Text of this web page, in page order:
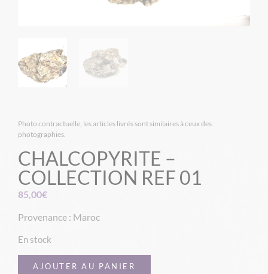
Photo contractuelle, les articles livrés sont similaires à ceux des
photographies.
CHALCOPYRITE –
COLLECTION REF 01
85,00€
Provenance : Maroc
En stock
AJOUTER AU PANIER